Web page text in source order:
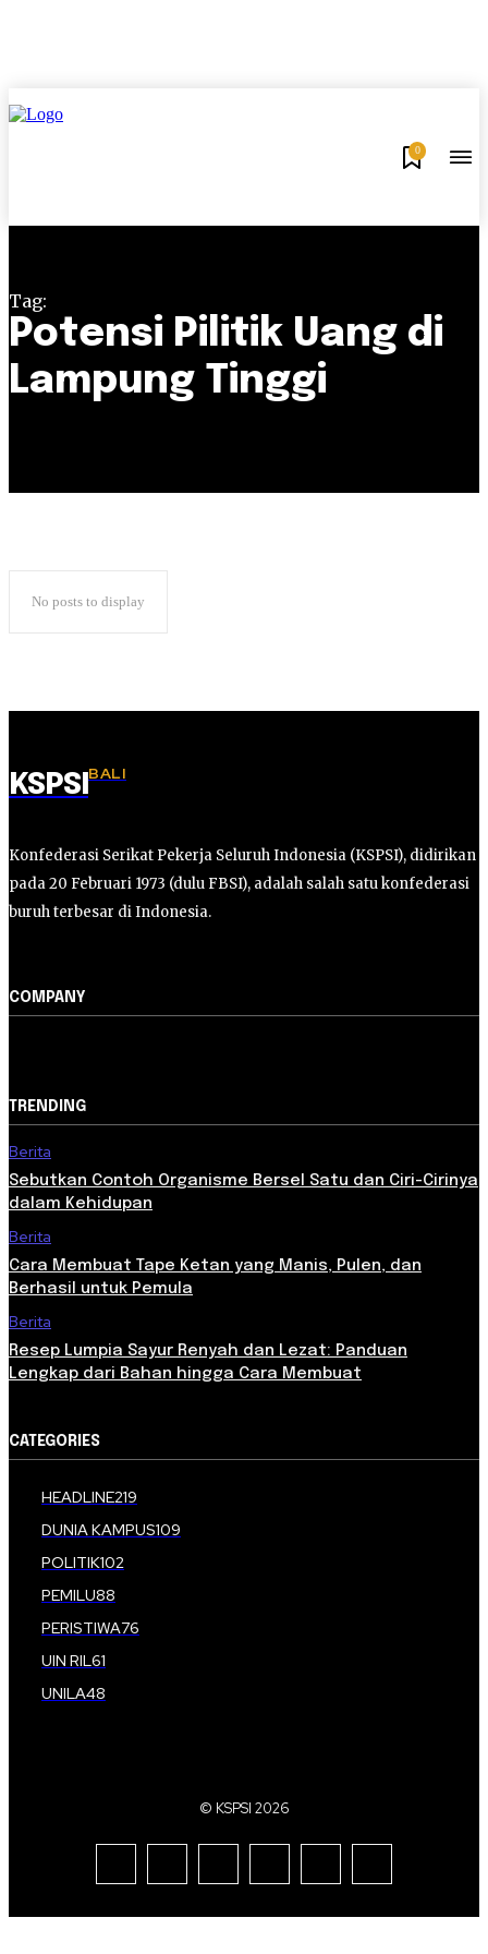
0
Tag:
Potensi Pilitik Uang di
Lampung Tinggi
No posts to display
KSPSI BALI
Konfederasi Serikat Pekerja Seluruh Indonesia (KSPSI), didirikan
pada 20 Februari 1973 (dulu FBSI), adalah salah satu konfederasi
buruh terbesar di Indonesia.
COMPANY
TRENDING
Berita
Sebutkan Contoh Organisme Bersel Satu dan Ciri-Cirinya
dalam Kehidupan
Berita
Cara Membuat Tape Ketan yang Manis, Pulen, dan
Berhasil untuk Pemula
Berita
Resep Lumpia Sayur Renyah dan Lezat: Panduan
Lengkap dari Bahan hingga Cara Membuat
CATEGORIES
HEADLINE219
DUNIA KAMPUS109
POLITIK102
PEMILU88
PERISTIWA76
UIN RIL 61
UNILA48
© KSPSI 2026